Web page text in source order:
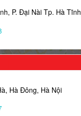
P. Đại Nài Tp. Hà Tĩnh
Hà Đông, Hà Nội